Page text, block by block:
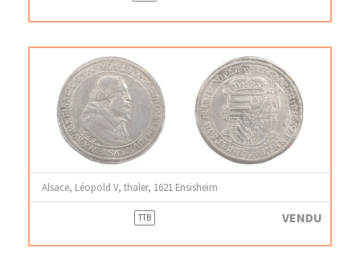
Alsace, Léopold V, thaler, 1621 Ensisheim
TTB VENDU